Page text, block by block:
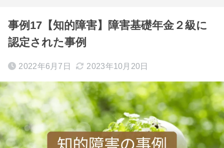
事例17【知的障害】障害基礎年金２級に
認定された事例
2022年6月7日 2023年10月20日